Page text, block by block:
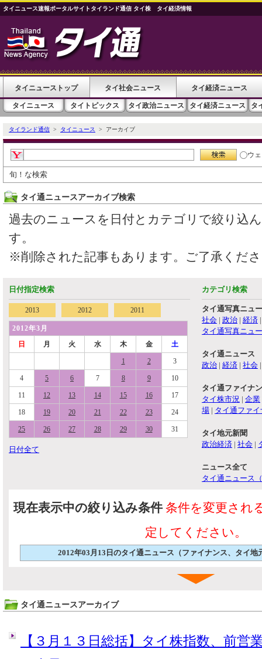
タイニュース速報ポータルサイトタイランド通信 タイ株 タイ経済情報
タイニューストップ タイ社会ニュース タイ経済ニュース
タイニュース タイトピックス タイ政治ニュース タイ経済ニュース タ
タイランド通信 > タイニュース > アーカイブ
ウ
旬！な検索
タイ通ニュースアーカイブ検索
過去のニュースを日付とカテゴリで絞り込
す。
※削除された記事もあります。ご了承くだ
日付指定検索
2013 2012 2011
2012年3月
日
月 火 水 木 金 土
1 2 3
4 5 6 7 8 9 10
11 12 13 14 15 16 17
18 19 20 21 22 23 24
25 26 27 28 29 30 31
日付全て
カテゴリ検索
タイ通写真ニュ
社会 | 政治 | 経済
タイ通写真ニュ
タイ通ニュース
政治 | 経済 | 社会
タイ通ファイナ
タイ株市況 | 企業
場 | タイ通ファ
タイ地元新聞
政治経済 | 社会 |
ニュース全て
タイ通ニュース
現在表示中の絞り込み条件 条件を変更され
定してください。
2012年03月13日のタイ通ニュース（ファイナンス、タイ地
タイ通ニュースアーカイブ
【３月１３日総括】タイ株指数、前営